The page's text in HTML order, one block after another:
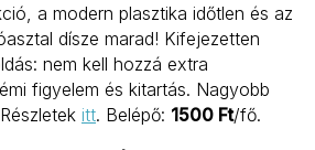
a modern plasztika időtlen és az
dísze marad! Kifejezetten
nem kell hozzá extra
figyelem és kitartás. Nagyobb
itt. Belépő: 1500 Ft/fő.